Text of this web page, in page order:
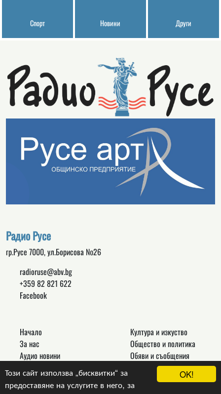
OK!
Този сайт използва „бисквитки“ за
предоставяне на услугите в него, за
Спорт Новини Други
Радио Русе
гр.Русе 7000, ул.Борисова №26
radioruse@abv.bg
+359 82 821 622
Facebook
Начало
За нас
Аудио новини
Връзки
Контакти
Култура и изкуство
Общество и политика
Обяви и съобщения
Новини
Други